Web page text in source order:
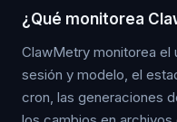
¿Qué monitorea
ClawMetry monitorea
sesión y modelo, el
cron, las generaciones